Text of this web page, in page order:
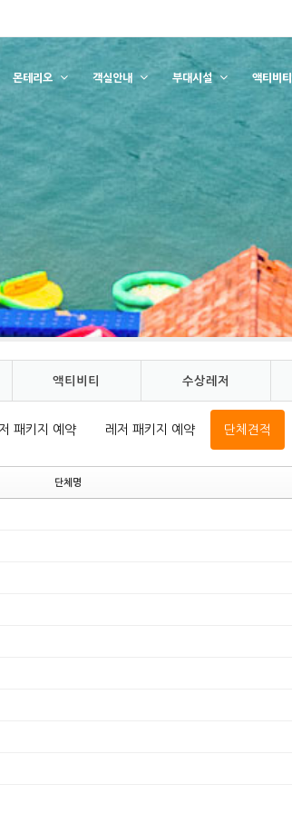
몬테리오 객실안내 부대시설 액티비티
액티비티 수상레저
패키지 예약 레저 패키지 예약 단체견적
단체명